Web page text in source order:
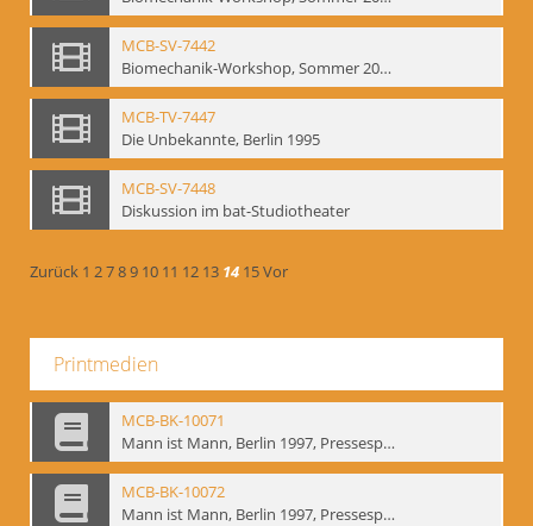
MCB-SV-7442
Biomechanik-Workshop, Sommer 2003
MCB-TV-7447
Die Unbekannte, Berlin 1995
MCB-SV-7448
Diskussion im bat-Studiotheater
Zurück 1 2789 10 11 12 13 14 15Vor
Printmedien
MCB-BK-10071
Mann ist Mann, Berlin 1997, Pressespiegel - interne Signatur: BM-prt-262-19
MCB-BK-10072
Mann ist Mann, Berlin 1997, Pressespiegel - interne Signatur: BM-prt-262-20